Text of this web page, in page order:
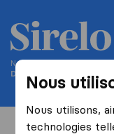
Nous
Nous utilisons,
technologies
Nous vous aidons à